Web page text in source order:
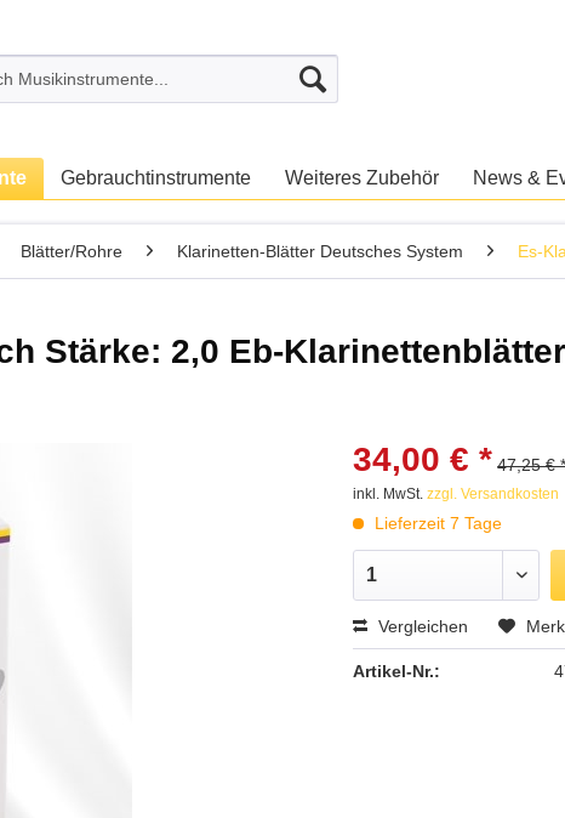
Gebrauchtinstrumente Weiteres Zubehör News &
Blätter/Rohre Klarinetten-Blätter Deutsches System Es-
Stärke: 2,0 Eb-Klarinettenblätter
34,00 € * 47,25 €
inkl. MwSt.zzgl. Versandkosten
Lieferzeit 7 Tage
Vergleichen
Artikel-Nr.: